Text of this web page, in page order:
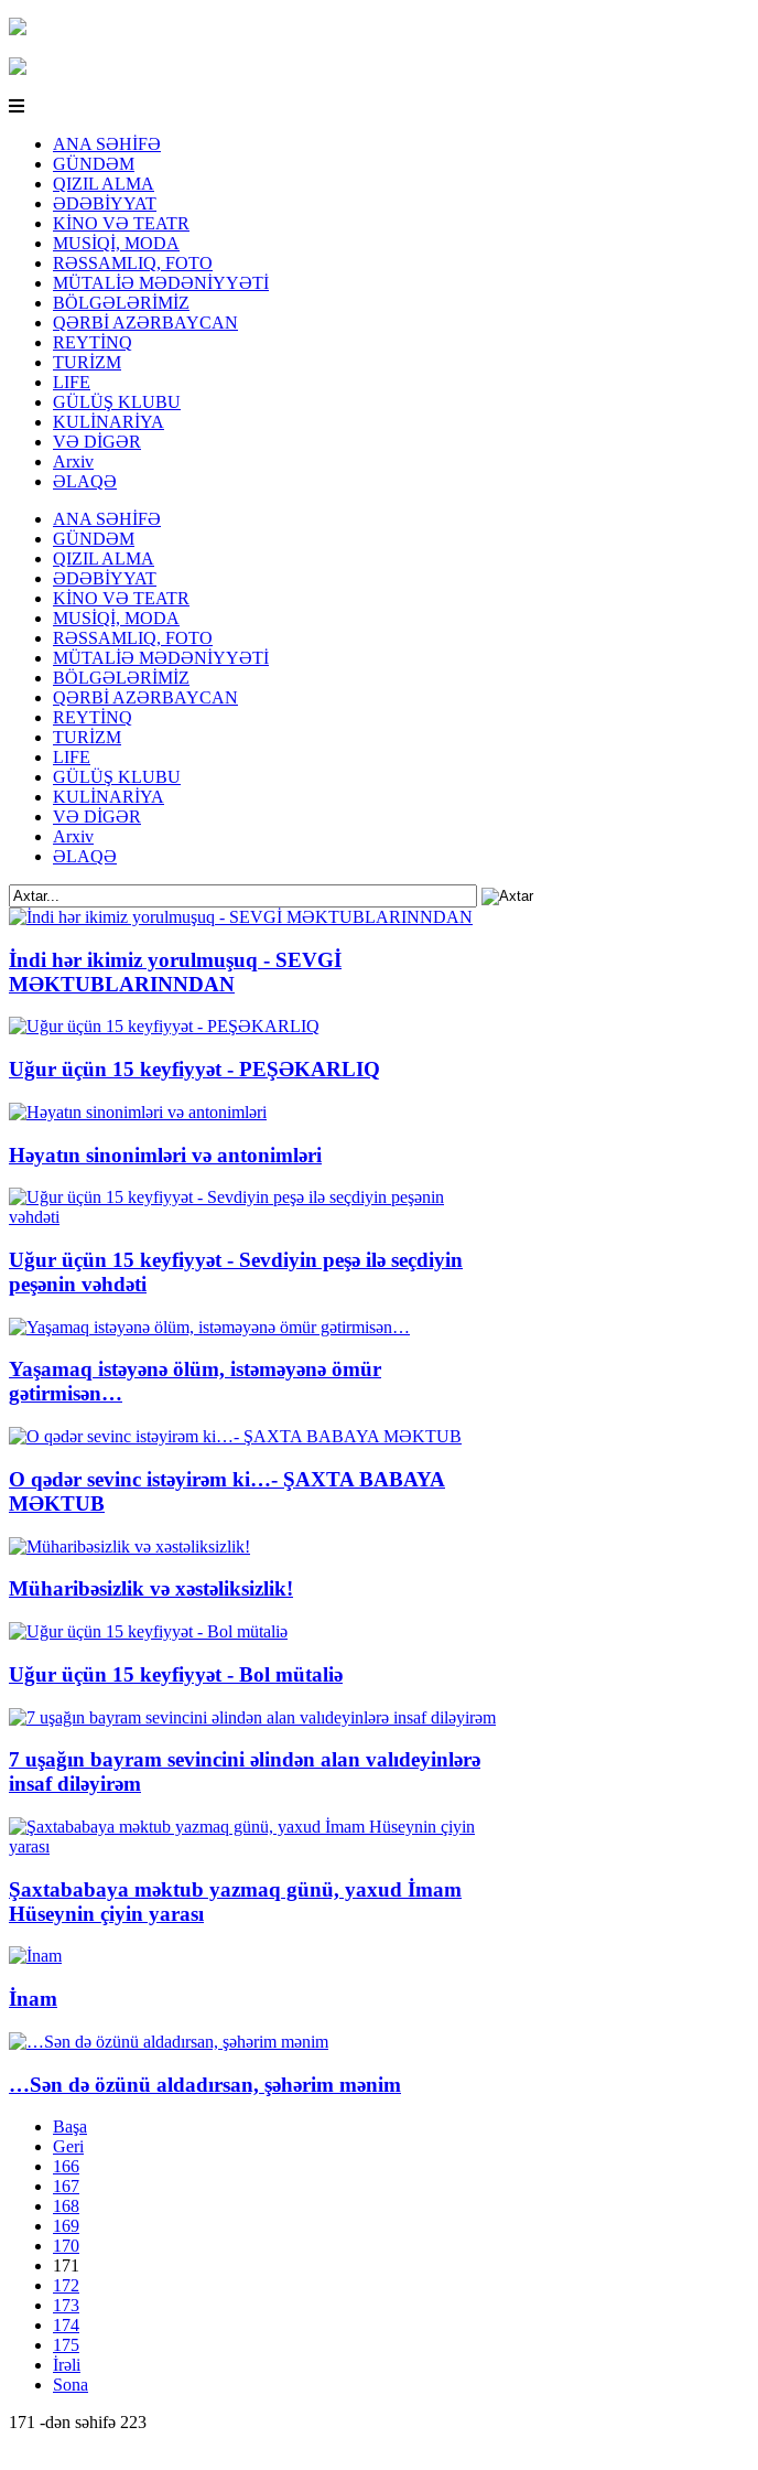
ANA SƏHİFƏ
GÜNDƏM
QIZIL ALMA
ƏDƏBİYYAT
KİNO VƏ TEATR
MUSİQİ, MODA
RƏSSAMLIQ, FOTO
MÜTALİƏ MƏDƏNİYYƏTİ
BÖLGƏLƏRİMİZ
QƏRBİ AZƏRBAYCAN
REYTİNQ
TURİZM
LIFE
GÜLÜŞ KLUBU
KULİNARİYA
VƏ DİGƏR
Arxiv
ƏLAQƏ
ANA SƏHİFƏ
GÜNDƏM
QIZIL ALMA
ƏDƏBİYYAT
KİNO VƏ TEATR
MUSİQİ, MODA
RƏSSAMLIQ, FOTO
MÜTALİƏ MƏDƏNİYYƏTİ
BÖLGƏLƏRİMİZ
QƏRBİ AZƏRBAYCAN
REYTİNQ
TURİZM
LIFE
GÜLÜŞ KLUBU
KULİNARİYA
VƏ DİGƏR
Arxiv
ƏLAQƏ
İndi hər ikimiz yorulmuşuq - SEVGİ
MƏKTUBLARINNDAN
Uğur üçün 15 keyfiyyət - PEŞƏKARLIQ
Həyatın sinonimləri və antonimləri
Uğur üçün 15 keyfiyyət - Sevdiyin peşə ilə seçdiyin
peşənin vəhdəti
Yaşamaq istəyənə ölüm, istəməyənə ömür
gətirmisən…
O qədər sevinc istəyirəm ki…- ŞAXTA BABAYA
MƏKTUB
Müharibəsizlik və xəstəliksizlik!
Uğur üçün 15 keyfiyyət - Bol mütaliə
7 uşağın bayram sevincini əlindən alan valıdeyinlərə
insaf diləyirəm
Şaxtababaya məktub yazmaq günü, yaxud İmam
Hüseynin çiyin yarası
İnam
…Sən də özünü aldadırsan, şəhərim mənim
Başa
Geri
166
167
168
169
170
171
172
173
174
175
İrəli
Sona
171 -dən səhifə 223